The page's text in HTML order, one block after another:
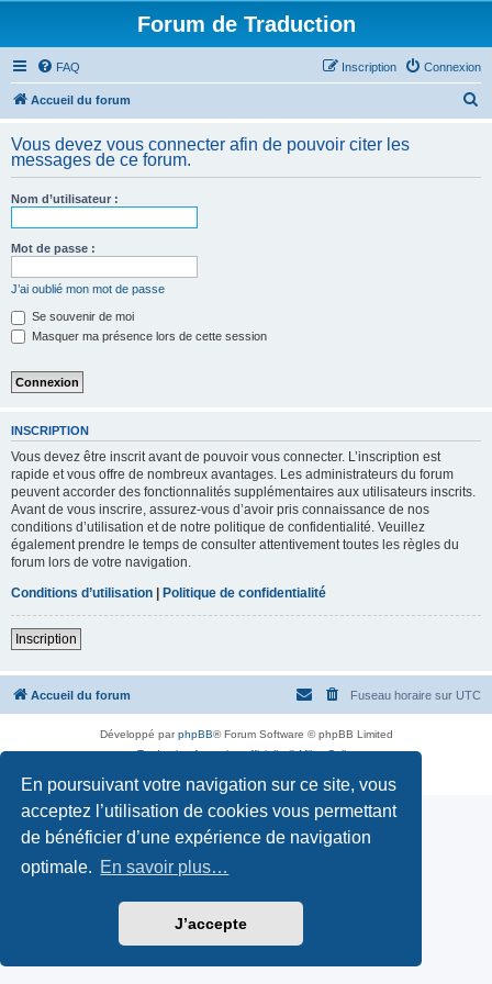
En poursuivant votre navigation sur ce site, vous
acceptez l’utilisation de cookies vous permettant
de bénéficier d’une expérience de navigation
optimale. En savoir plus…
J’accepte
Forum de Traduction
FAQ Connexion
Inscription
Accueil du forum
h
Vous devez vous connecter afin de pouvoir citer les
messages de ce forum.
Nom d’utilisateur :
Mot de passe :
J’ai oublié mon mot de passe
Se souvenir de moi
Masquer ma présence lors de cette session
INSCRIPTION
Vous devez être inscrit avant de pouvoir vous connecter. L’inscription est
rapide et vous offre de nombreux avantages. Les administrateurs du forum
peuvent accorder des fonctionnalités supplémentaires aux utilisateurs inscrits.
Avant de vous inscrire, assurez-vous d’avoir pris connaissance de nos
conditions d’utilisation et de notre politique de confidentialité. Veuillez
également prendre le temps de consulter attentivement toutes les règles du
forum lors de votre navigation.
Conditions d’utilisation | Politique de confidentialité
Inscription
Accueil du forum Fuseau horaire sur UTC
Développé parphpBB® Forum Software © phpBB Limited
Traduction française officielle©Miles Cellar